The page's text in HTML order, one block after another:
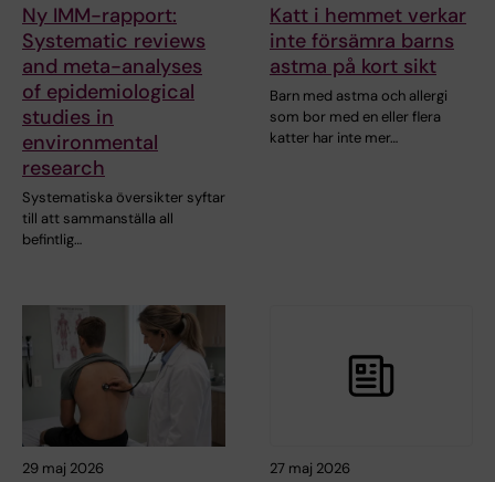
Ny IMM-rapport:
Systematic reviews
and meta-analyses
of epidemiological
studies in
environmental
research
Systematiska översikter syftar
till att sammanställa all
befintlig…
Katt i hemmet verkar
inte försämra barns
astma på kort sikt
Barn med astma och allergi
som bor med en eller flera
katter har inte mer…
29 maj 2026 27 maj 2026